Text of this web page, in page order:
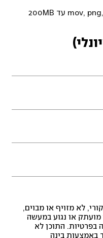
לא מזויף או מבוים,
מועתק או נגוע במעשה
בפרטיות. התוכן לא
באמצעות בינה